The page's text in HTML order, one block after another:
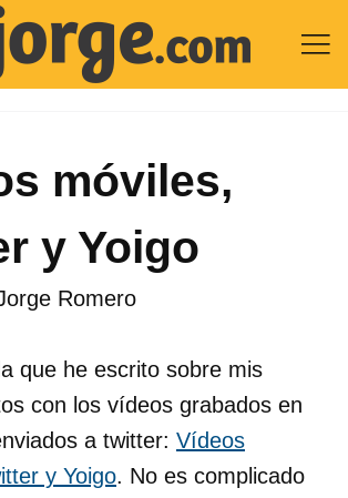

móviles,
y Yoigo
Romero
que he escrito sobre mis
con los vídeos grabados en
a twitter: Vídeos
y Yoigo. No es complicado